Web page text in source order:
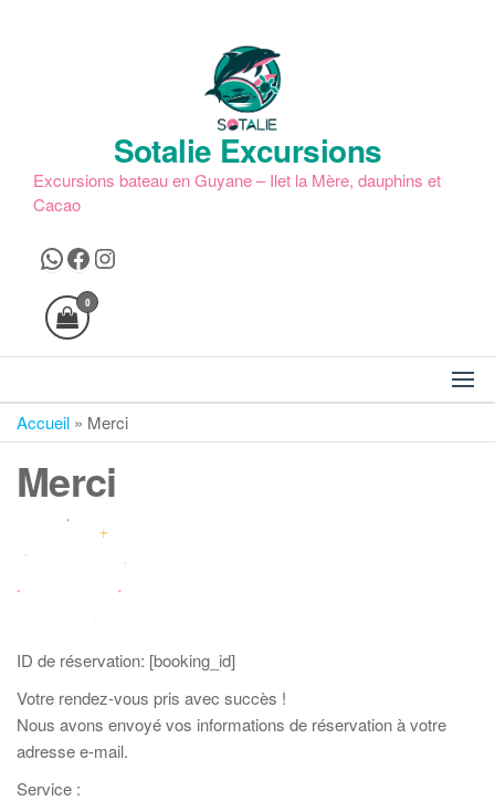
Sotalie Excursions
Excursions bateau en Guyane – Ilet la Mère, dauphins et
Cacao
WhatsApp
Facebook
Instagram
0
Accueil » Merci
Merci
ID de réservation: [booking_id]
Votre rendez-vous pris avec succès !
Nous avons envoyé vos informations de réservation à votre
adresse e-mail.
Service :